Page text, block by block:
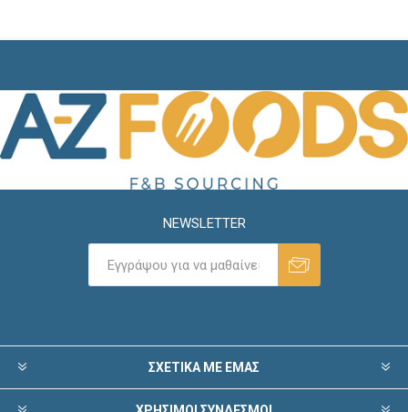
NEWSLETTER
ΣΧΕΤΙΚΑ ΜΕ ΕΜΑΣ